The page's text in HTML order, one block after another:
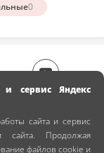
0
сервис Яндекс
сайта и сервис
сайта. Продолжая
файлов cookie и